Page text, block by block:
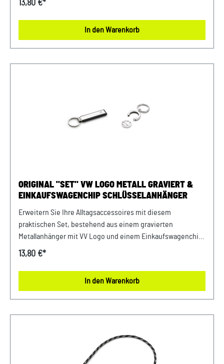
als zusätzlicher Schlüsselanhänger nützlich ist und Ihnen
das Einkaufen erleichtert. Ideal für VW Fans, die Wert auf
Logo - inklusive Einkaufs- Pfandchip - herausnehmbar
Farbe: Silber Material: Zink
13,80 €*
In den Warenkorb
ORIGINAL "SET" VW LOGO METALL GRAVIERT &
EINKAUFSWAGENCHIP SCHLÜSSELANHÄNGER
Erweitern Sie Ihre Alltagsaccessoires mit diesem
praktischen Set, bestehend aus einem gravierten
Metallanhänger mit VV Logo und einem Einkaufswagenchip
Schlüsselanhänger. Der edle Metallanhänger mit präziser
während der Einkaufswagenchip Schlüsselanhänger für
bequemen Zugang zu Einkaufswagen sorgt. Ein
Metall / PU Leder Schlüsselanhänger Einkaufswagenchip -
New Volkswagen Logo - inklusive Einkaufs- Pfandchip -
13,80 €*
In den Warenkorb